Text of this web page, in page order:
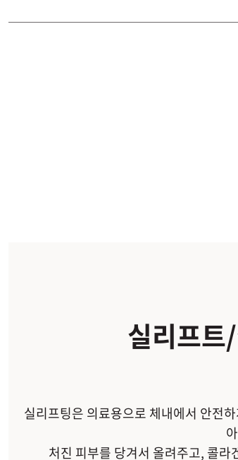
실리프트
실리프팅은 의료용으로 체내에서 안전
처진 피부를 당겨서 올려주고, 콜